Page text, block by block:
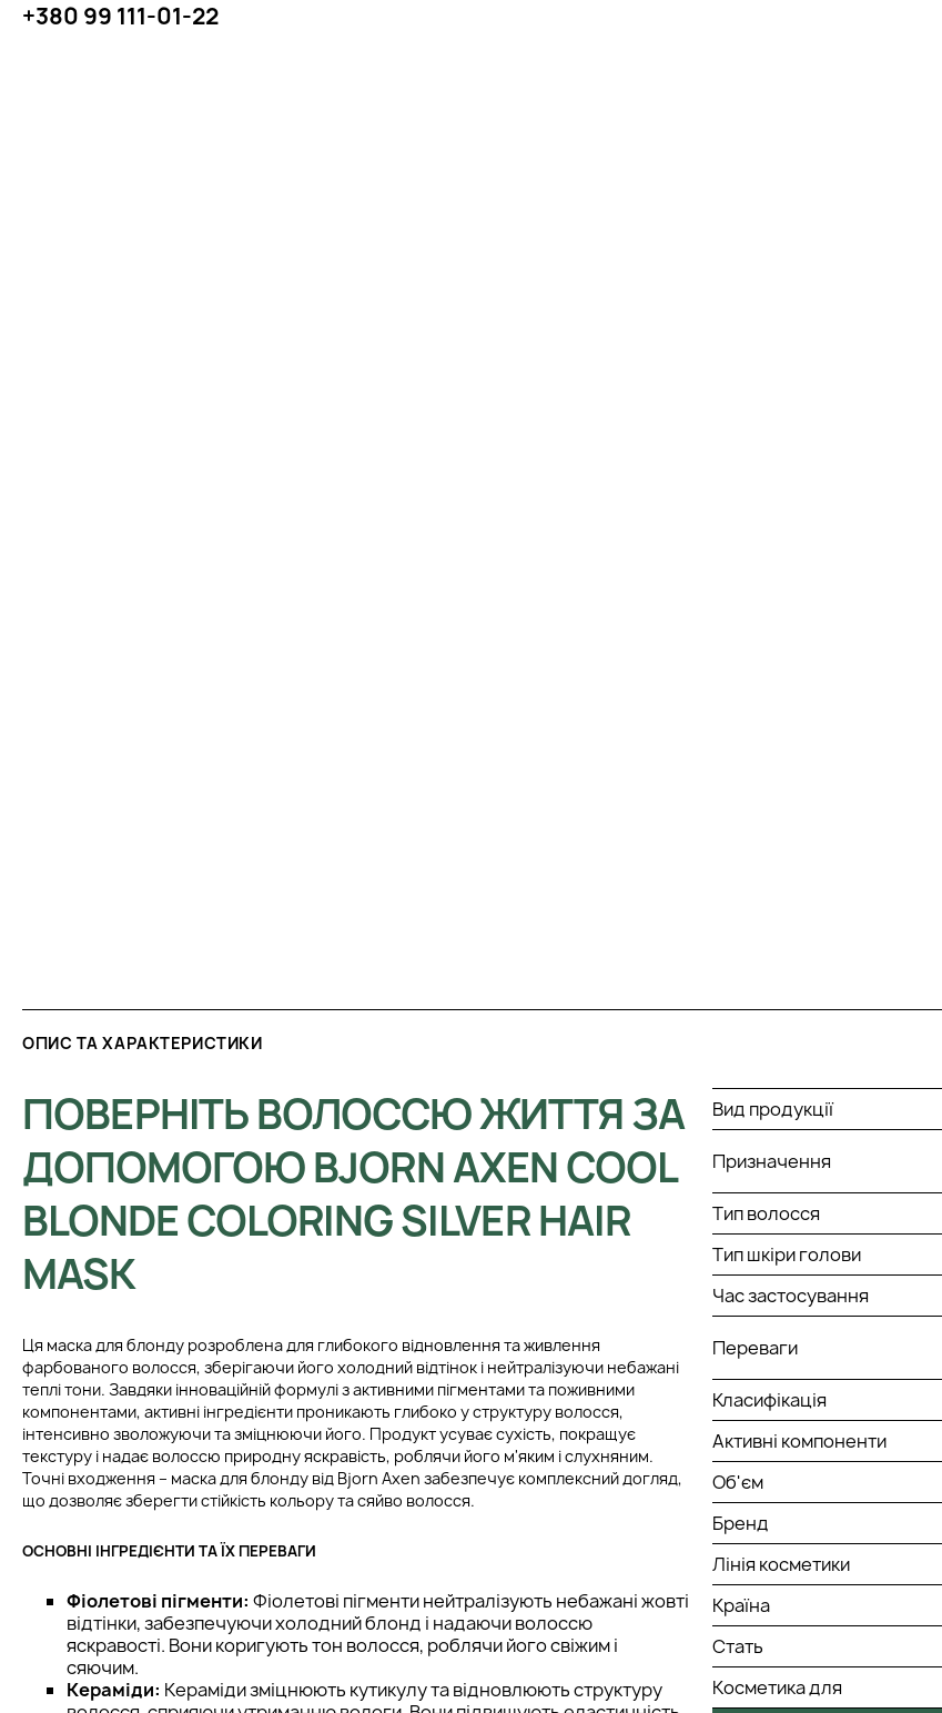
+380 99 111-01-22
ОПИС ТА ХАРАКТЕРИСТИКИ
ПОВЕРНІТЬ ВОЛОССЮ ЖИТТЯ ЗА
ДОПОМОГОЮ BJORN AXEN COOL
BLONDE COLORING SILVER HAIR
MASK
Ця маска для блонду розроблена для глибокого відновлення та живлення
фарбованого волосся, зберігаючи його холодний відтінок і нейтралізуючи небажані
теплі тони. Завдяки інноваційній формулі з активними пігментами та поживними
компонентами, активні інгредієнти проникають глибоко у структуру волосся,
інтенсивно зволожуючи та зміцнюючи його. Продукт усуває сухість, покращує
текстуру і надає волоссю природну яскравість, роблячи його м'яким і слухняним.
Точні входження – маска для блонду від Bjorn Axen забезпечує комплексний догляд,
що дозволяє зберегти стійкість кольору та сяйво волосся.
ОСНОВНІ ІНГРЕДІЄНТИ ТА ЇХ ПЕРЕВАГИ
Фіолетові пігменти: Фіолетові пігменти нейтралізують небажані жовті
відтінки, забезпечуючи холодний блонд і надаючи волоссю
яскравості. Вони коригують тон волосся, роблячи його свіжим і
сяючим.
Кераміди: Кераміди зміцнюють кутикулу та відновлюють структуру
Вид продукції
Призначення
Тип волосся
Тип шкіри голови
Час застосування
Переваги
Класифікація
Активні компоненти
Об'єм
Бренд
Лінія косметики
Країна
Стать
Косметика для